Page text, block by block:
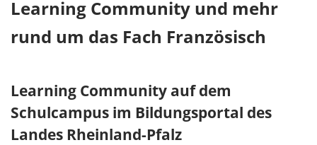
Learning Community und mehr
rund um das Fach Französisch
Learning Community auf dem
Schulcampus im Bildungsportal des
Landes Rheinland-Pfalz